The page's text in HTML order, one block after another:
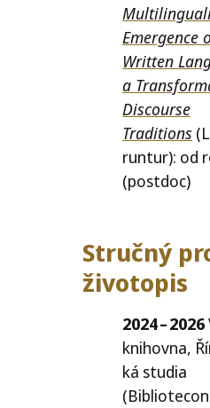
Emergence
Written
a
Discourse
Traditions
run­tur): od
(post­doc)
Stručný
životopis
2024 – 2026
knihov­na,
ká stu­dia